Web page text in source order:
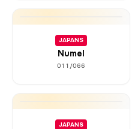
JAPANS
Numel
011/066
JAPANS